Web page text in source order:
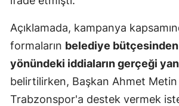
Açıklamada, kampanya
formaların belediye bütçesinden
yönündeki iddiaların gerçeği
belirtilirken, Başkan Ahmet Metin
Trabzonspor'a destek vermek